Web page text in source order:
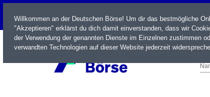
LIVE
Willkommen an der Deutschen Börse! Um dir das bestmögliche
"Akzeptieren" erklärst du dich damit einverstanden, dass wir
der Verwendung der genannten Dienste im Einzelnen zustimmen
verwandten Technologien auf dieser Website jederzeit